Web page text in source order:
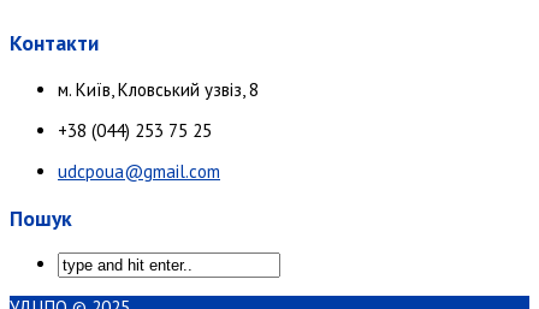
Контакти
м. Київ, Кловський узвіз, 8
+38 (044) 253 75 25
udcpoua@gmail.com
Пошук